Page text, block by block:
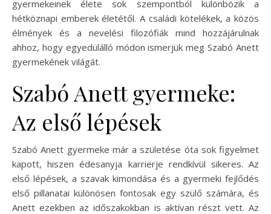
gyermekeinek élete sok szempontból különbözik a
hétköznapi emberek életétől. A családi kötelékek, a közös
élmények és a nevelési filozófiák mind hozzájárulnak
ahhoz, hogy egyedülálló módon ismerjük meg Szabó Anett
gyermekének világát.
Szabó Anett gyermeke:
Az első lépések
Szabó Anett gyermeke már a születése óta sok figyelmet
kapott, hiszen édesanyja karrierje rendkívül sikeres. Az
első lépések, a szavak kimondása és a gyermeki fejlődés
első pillanatai különösen fontosak egy szülő számára, és
Anett ezekben az időszakokban is aktívan részt vett. Az